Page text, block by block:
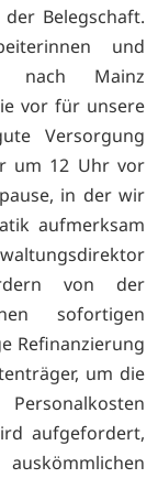
Belegschaft.
und
nach Mainz
vor für unsere
Versorgung
um 12 Uhr vor
in der wir
aufmerksam
von der
sofortigen
Refinanzierung
um die
aufgefordert,